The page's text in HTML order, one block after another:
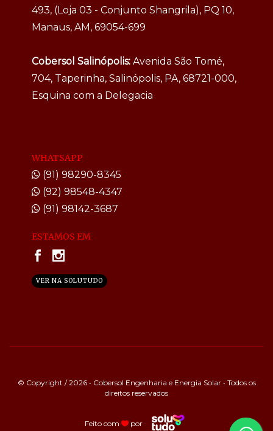
493, (Loja 03 - Conjunto Shangrila), PQ 10,
Manaus, AM, 69054-699
Cobersol Salinópolis: Avenida São Tomé,
704, Taperinha, Salinópolis, PA, 68721-000,
Esquina com a Delegacia
WHATSAPP
(91) 98290-8345
(92) 98548-4347
(91) 98142-3687
ESTAMOS EM
VER NA SOLUTUDO
© Copyright / 2026 • Cobersol Engenharia e Energia Solar • Todos os
direitos reservados
Feito com por